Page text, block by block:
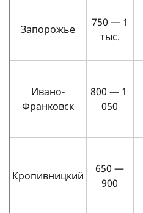
Запорожье
750 — 1
тыс.
Ивано-
Франковск
800 — 1
050
Кропивницкий
650 —
900